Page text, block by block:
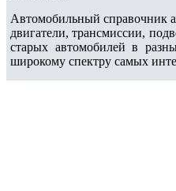
Автомобильный справочник
двигатели, трансмиссии,
старых автомобилей в
широкому спектру самых